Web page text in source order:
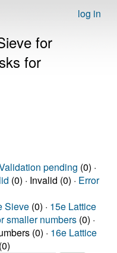
log in
for
for
pending (0) ·
(0) · Invalid (0) · Error
Sieve (0) · 15e Lattice
smaller numbers (0) ·
(0) · 16e Lattice
(0)